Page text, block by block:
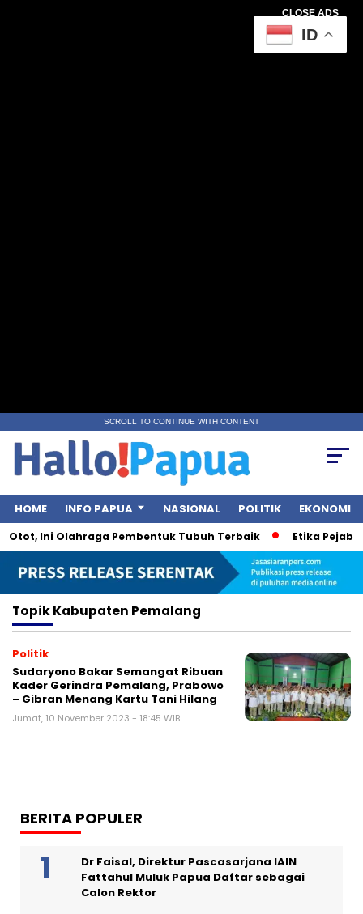
CLOSE ADS
SCROLL TO CONTINUE WITH CONTENT
HOME INFO PAPUA NASIONAL POLITIK EKONOMI
Ini Olahraga Pembentuk Tubuh Terbaik Etika
TopikKabupaten Pemalang
Politik
Sudaryono Bakar Semangat Ribuan
Kader Gerindra Pemalang, Prabowo
– Gibran Menang Kartu Tani Hilang
Jumat, 10 November 2023 - 18:45 WIB
BERITA POPULER
Dr Faisal, Direktur Pascasarjana IAIN
Fattahul Muluk Papua Daftar sebagai
Calon Rektor
ID